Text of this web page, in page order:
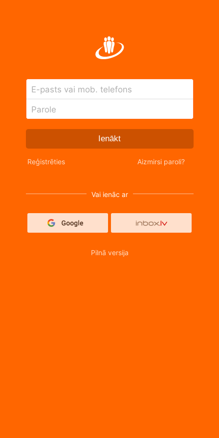
E-pasts vai mob. telefons
Parole
Ienākt
Reģistrēties Aizmirsi paroli?
Vai ienāc ar
Pilnā versija